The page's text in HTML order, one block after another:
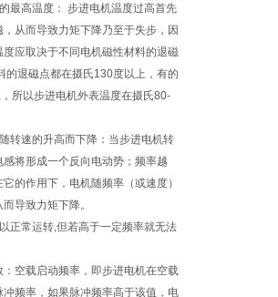
最高温度： 步进电机温度过高首先
从而导致力矩下降乃至于失步，因
应取决于不同电机磁性材料的退磁
的退磁点都在摄氏130度以上，有的
所以步进电机外表温度在摄氏80-
转速的升高而下降：当步进电机转
将形成一个反向电动势；频率越
的作用下，电机随频率（或速度）
导致力矩下降。
正常运转,但若高于一定频率就无法
空载启动频率，即步进电机在空载
频率，如果脉冲频率高于该值，电